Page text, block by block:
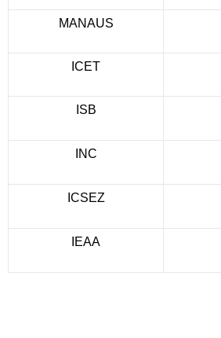
MANAUS
ICET
ISB
INC
ICSEZ
IEAA